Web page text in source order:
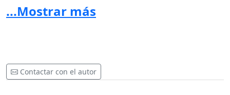
Incentivar el intercambio de conocimientos y
experiencias entre los integrantes de la Red
ya, colectivamente, para la consolidación de la Red
y el logro de sus objetivos.
...Mostrar más
Contactar con el autor